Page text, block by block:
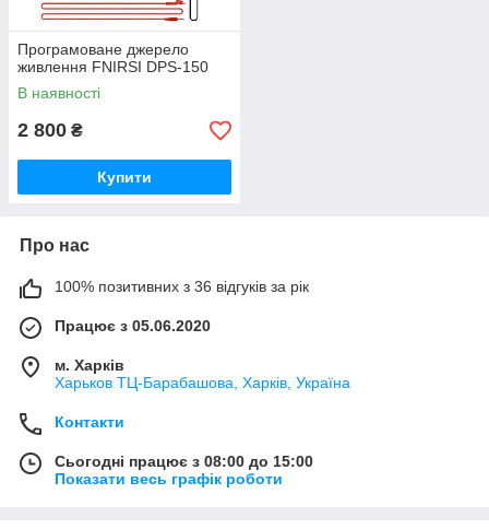
Програмоване джерело
живлення FNIRSI DPS-150
В наявності
2 800 ₴
Купити
Про нас
100% позитивних з 36 відгуків за рік
Працює з 05.06.2020
м. Харків
Харьков ТЦ-Барабашова, Харків, Україна
Контакти
Сьогодні працює з 08:00 до 15:00
Показати весь графік роботи